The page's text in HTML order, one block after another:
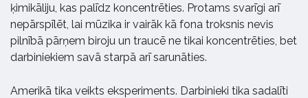
ķimikāliju, kas palīdz koncentrēties. Protams svarīgi arī
nepārspīlēt, lai mūzika ir vairāk kā fona troksnis nevis
pilnībā pārņem biroju un traucē ne tikai koncentrēties, bet
darbiniekiem savā starpā arī sarunāties.
Amerikā tika veikts eksperiments. Darbinieki tika sadalīti